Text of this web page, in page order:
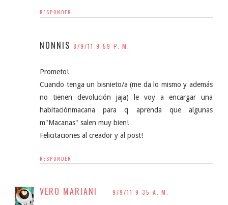
RESPONDER
NONNIS 8/9/11 9:59 P. M.
Prometo!
Cuando tenga un bisnieto/a (me da lo mismo y además
no tienen devolución jaja) le voy a encargar una
habitaciónmacana para q aprenda que algunas
m"Macanas" salen muy bien!
Felicitaciones al creador y al post!
RESPONDER
VERO MARIANI 9/9/11 9:35 A. M.